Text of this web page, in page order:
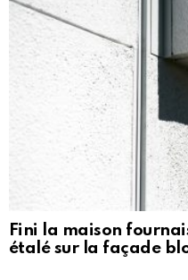
Fini la maison
étalé sur la façade